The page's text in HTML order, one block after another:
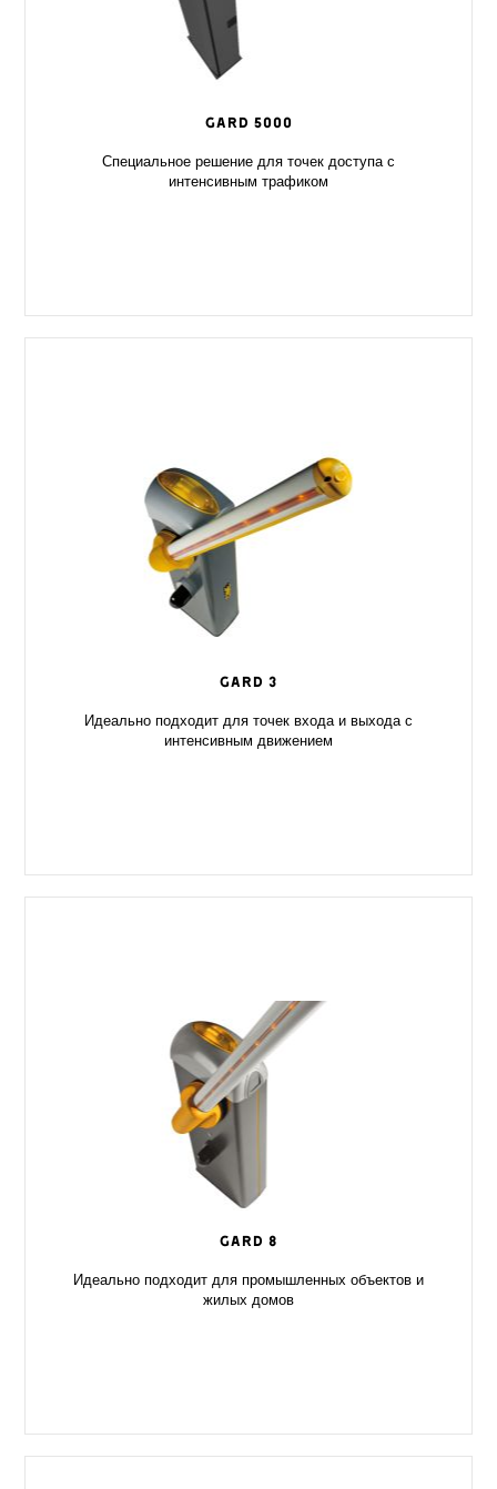
GARD 5000
Специальное решение для точек доступа с
интенсивным трафиком
GARD 3
Идеально подходит для точек входа и выхода с
интенсивным движением
GARD 8
Идеально подходит для промышленных объектов и
жилых домов